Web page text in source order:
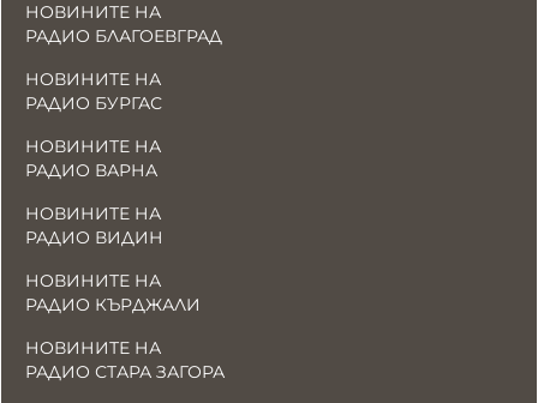
НОВИНИТЕ НА
РАДИО БЛАГОЕВГРАД
НОВИНИТЕ НА
РАДИО БУРГАС
НОВИНИТЕ НА
РАДИО ВАРНА
НОВИНИТЕ НА
РАДИО ВИДИН
НОВИНИТЕ НА
РАДИО КЪРДЖАЛИ
НОВИНИТЕ НА
РАДИО СТАРА ЗАГОРА